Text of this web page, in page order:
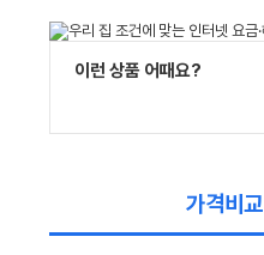
이런 상품 어때요?
가격비교